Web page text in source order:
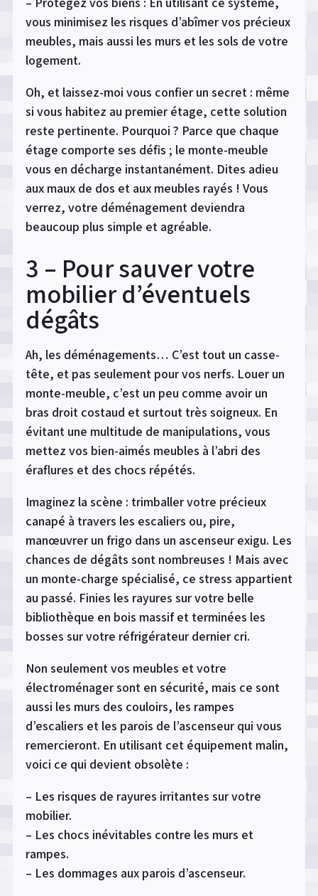
vous minimisez les risques d’abîmer vos précieux
meubles, mais aussi les murs et les sols de votre
logement.
Oh, et laissez-moi vous confier un secret : même
si vous habitez au premier étage, cette solution
reste pertinente. Pourquoi ? Parce que chaque
étage comporte ses défis ; le monte-meuble
vous en décharge instantanément. Dites adieu
aux maux de dos et aux meubles rayés ! Vous
verrez, votre déménagement deviendra
beaucoup plus simple et agréable.
3 – Pour sauver votre
mobilier d’éventuels
dégâts
Ah, les déménagements… C’est tout un casse-
tête, et pas seulement pour vos nerfs. Louer un
monte-meuble, c’est un peu comme avoir un
bras droit costaud et surtout très soigneux. En
évitant une multitude de manipulations, vous
mettez vos bien-aimés meubles à l’abri des
éraflures et des chocs répétés.
Imaginez la scène : trimballer votre précieux
canapé à travers les escaliers ou, pire,
manœuvrer un frigo dans un ascenseur exigu. Les
chances de dégâts sont nombreuses ! Mais avec
un monte-charge spécialisé, ce stress appartient
au passé. Finies les rayures sur votre belle
bibliothèque en bois massif et terminées les
bosses sur votre réfrigérateur dernier cri.
Non seulement vos meubles et votre
électroménager sont en sécurité, mais ce sont
aussi les murs des couloirs, les rampes
d’escaliers et les parois de l’ascenseur qui vous
remercieront. En utilisant cet équipement malin,
voici ce qui devient obsolète :
– Les risques de rayures irritantes sur votre
mobilier.
– Les chocs inévitables contre les murs et
rampes.
– Les dommages aux parois d’ascenseur.